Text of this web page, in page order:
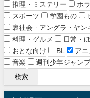
推理・ミステリー
ホ
スポーツ
学園もの
裏社会・アングラ・ヤン
料理・グルメ
日常・
おとな向け
BL アニ
音楽
週刊少年ジャンプ